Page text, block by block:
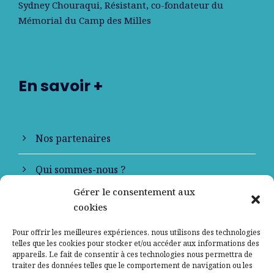
Gérer le consentement aux
cookies
Pour offrir les meilleures expériences, nous utilisons des technologies
telles que les cookies pour stocker et/ou accéder aux informations des
appareils. Le fait de consentir à ces technologies nous permettra de
traiter des données telles que le comportement de navigation ou les
Sydney Chouraqui, Résistant, co-fondateur du
Mémorial du Camp des Milles
En savoir +
Nos partenaires
Qui sommes-nous ?
Contactez-nous
Mentions légales
Politique de confidentialité